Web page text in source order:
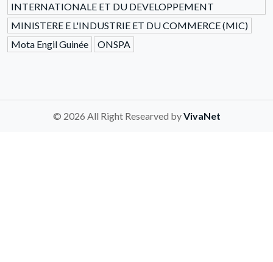
INTERNATIONALE ET DU DEVELOPPEMENT
MINISTERE E L'INDUSTRIE ET DU COMMERCE (MIC)
Mota Engil Guinée
ONSPA
© 2026 All Right Researved byVivaNet